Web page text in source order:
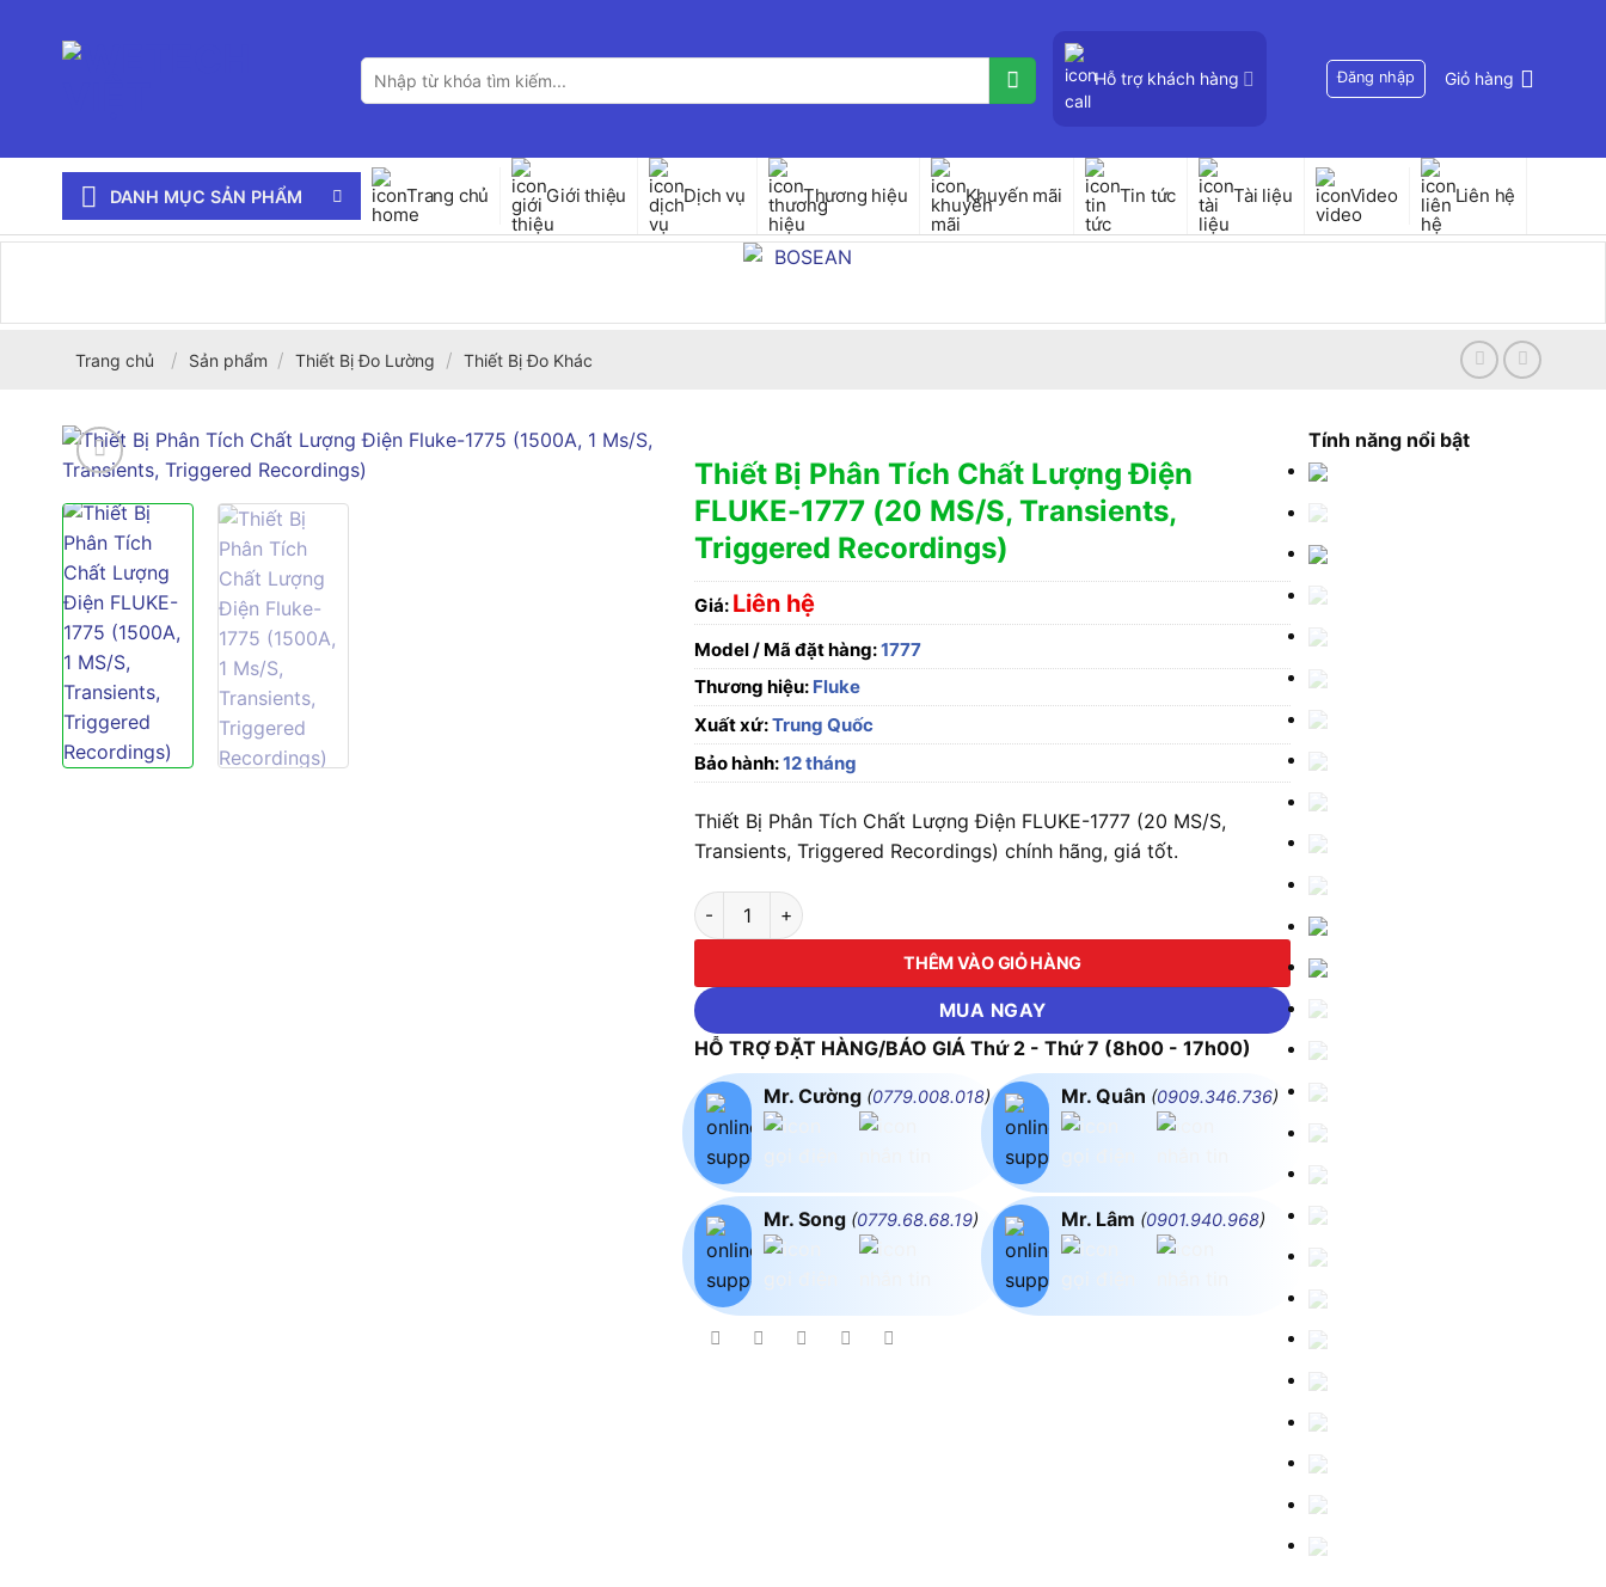
Tìm
kiếm:
Hỗ trợ khách hàng Đăng nhập Giỏ hàng
DANH MỤC SẢN PHẨM Trang chủ Giới thiệu Dịch vụ Thương hiệu Khuyến mãi Tin tức Tài liệu Video Liên hệ
Trang chủ / Sản phẩm / Thiết Bị Đo Lường / Thiết Bị Đo Khác
Thiết Bị Phân Tích Chất Lượng Điện
FLUKE-1777 (20 MS/S, Transients,
Triggered Recordings)
Giá: Liên hệ
Model / Mã đặt hàng:1777
Thương hiệu: Fluke
Xuất xứ:Trung Quốc
Bảo hành:12 tháng
Thiết Bị Phân Tích Chất Lượng Điện FLUKE-1777 (20 MS/S,
Transients, Triggered Recordings) chính hãng, giá tốt.
Thiết Bị Phân Tích Chất Lượng Điện FLUKE-1777 (20 MS/S, Transients, Triggered Recordings) số lượng
THÊM VÀO GIỎ HÀNG
MUA NGAY
HỖ TRỢ ĐẶT HÀNG/BÁO GIÁ Thứ 2 - Thứ 7 (8h00 - 17h00)
Mr. Cường (0779.008.018)
Mr. Song (0779.68.68.19)
Mr. Quân (0909.346.736)
Mr. Lâm (0901.940.968)
Tính năng nổi bật